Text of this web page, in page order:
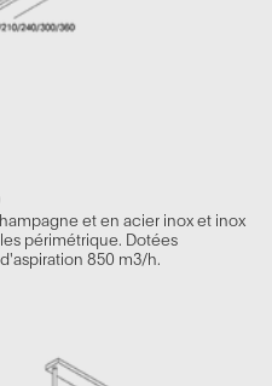
et en acier inox et inox
périmétrique. Dotées
850 m3/h.